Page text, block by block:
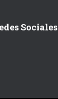
Sociales